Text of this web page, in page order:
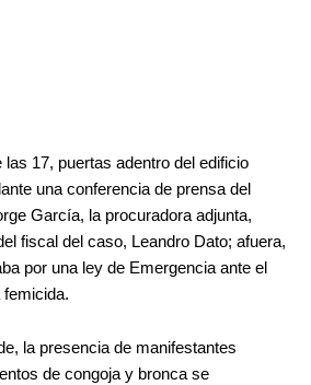
las 17, puertas adentro del edificio
una conferencia de prensa del
García, la procuradora adjunta,
fiscal del caso, Leandro Dato; afuera,
por una ley de Emergencia ante el
la presencia de manifestantes
de congoja y bronca se